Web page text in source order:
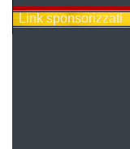
Link sponsorizzati